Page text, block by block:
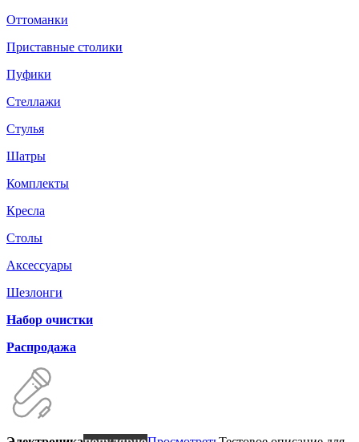
Оттоманки
Приставные столики
Пуфики
Стеллажи
Стулья
Шатры
Комплекты
Кресла
Столы
Аксессуары
Шезлонги
Набор очистки
Распродажа